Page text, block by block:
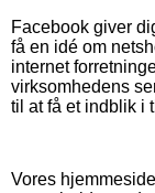
Facebook giver
få en idé om
internet
virksomhedens
til at få et indblik i
Vores